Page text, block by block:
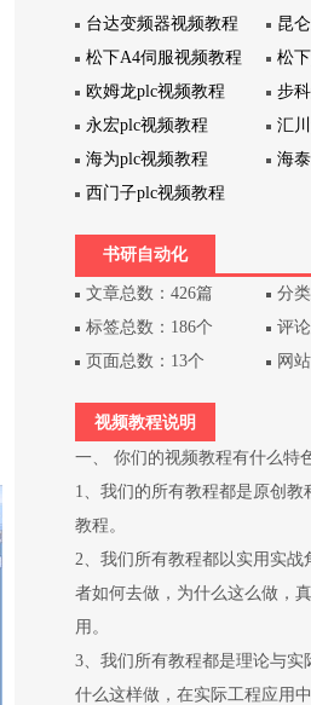
台达变频器视频教程
昆
松下A4伺服视频教程
松
欧姆龙plc视频教程
步
永宏plc视频教程
汇
海为plc视频教程
海
西门子plc视频教程
书研自动化
文章总数：426篇
分
标签总数：186个
评
页面总数：13个
网
视频教程说明
一、 你们的视频教程有什么特
1、我们的所有教程都是原创教
教程。
2、我们所有教程都以实用实战
者如何去做，为什么这么做，
用。
3、我们所有教程都是理论与实
什么这样做，在实际工程应用